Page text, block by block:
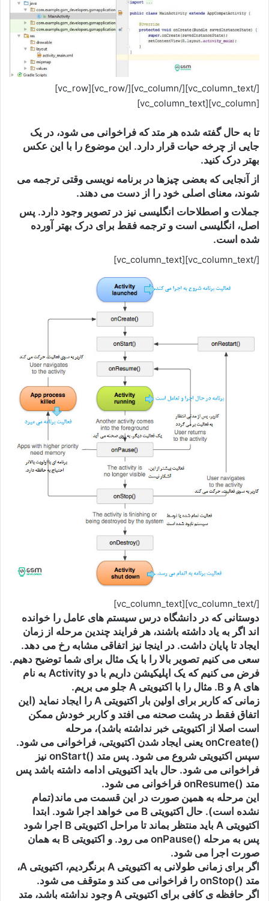
[/vc_column_text][/vc_column][/vc_row][vc_row]
[vc_column][vc_column_text]
تا به حال گفته شده هر متد که فراخوانی می شود، در یک
جایی از چرخه حیات قرار دارد. این موضوع را با این عکس
بهتر درک کنید.
از آنجایی که بعضی چیزها در برنامه نویسی وقتی ترجمه می
شوند، معنای اصلی خود را از دست می دهند.
جملات و اصطلاحات انگلیسی نیز در تصویر وجود دارد. پس
اصل، انگلیسی است و ترجمه فقط برای درک بهتر آورده
شده است.
[/vc_column_text][vc_column_text]
[/vc_column_text][vc_column_text]
دوستانی که در دانشگاه درس سیستم های عامل را خوانده
اند اگر به یاد داشته باشند، هر فرایند چندین مرحله از زمان
ایجاد تا پایان داشت. در اینجا نیز اتفاقی مشابه رخ می دهد.
سعی می کنیم تصویر بالا را با یک مثال برای شما توضیح دهیم.
فرض می کنیم که یک اپلیکیشن داریم با دو Activity به نام
های A و B. مثال را با اکتیویتی A جلو می بریم.
زمانی که کاربر برای اولین بار اکتیویتی A را ایجاد نماید (این
اتفاق فقط در پشت صحنه می افتد و کاربر خودش ممکن
است اصلا از اکتیویتی خبر نداشته باشد)، مرحله
()onCreate یعنی ایجاد شدن اکتیویتی، فراخوانی می شود.
سپس اکتیویتی شروع می شود. پس متد ()onStart نیز
فراخوانی می شود. حال باید اکتیویتی ادامه داشته باشد پس
متد ()onResume فراخوانی می شود.
این مرحله به همین صورت در این قسمت می ماند(تمام
نشده است). حال اکتیویتی B می خواهد اجرا شود. ابتدا
اکتیویتی A باید منتظر بماند تا مراحل اکتیویتی B اجرا شود
پس به مرحله ()onPause می رود. و اکتیویتی B به همان
صورت اجرا می شود.
اگر برای زمانی طولانی به اکتیویتی A برنگردیم، اکتیویتی A،
متد ()onStop را فراخوانی می کند و متوقف می شود.
اگر حافظه ی کافی برای اکتیویتی A وجود نداشته باشد، متد